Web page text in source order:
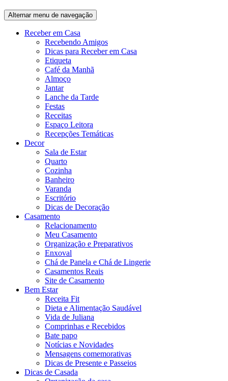
Alternar menu de navegação
Receber em Casa
Recebendo Amigos
Dicas para Receber em Casa
Etiqueta
Café da Manhã
Almoço
Jantar
Lanche da Tarde
Festas
Receitas
Espaço Leitora
Recepções Temáticas
Decor
Sala de Estar
Quarto
Cozinha
Banheiro
Varanda
Escritório
Dicas de Decoração
Casamento
Relacionamento
Meu Casamento
Organização e Preparativos
Enxoval
Chá de Panela e Chá de Lingerie
Casamentos Reais
Site de Casamento
Bem Estar
Receita Fit
Dieta e Alimentação Saudável
Vida de Juliana
Comprinhas e Recebidos
Bate papo
Notícias e Novidades
Mensagens comemorativas
Dicas de Presente e Passeios
Dicas de Casada